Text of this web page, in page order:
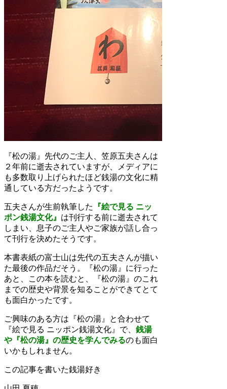
『松の湯』先代のご主人、笠原五夫さんは
２年前に逝去されていますが、メディアに
も多数取り上げられたほど銭湯の文化に精
通している方だったようです。
五夫さんが生前執筆した
『絵で見る ニッ
ポン銭湯文化』 は刊行する前に逝去されて
しまい、息子のご主人やご家族が話し合っ
て刊行を決めたそうです。
本書表紙の富士山は先代の五夫さんが描い
た最後の作品だそう。『松の湯』に行った
あと、この本を読むと、『松の湯』のこれ
までの歴史や背景を知ることができてとて
も面白かったです。
ご興味のある方は『松の湯』と合わせて
『絵で見る ニッポン銭湯文化』で、 銭湯
や『松の湯』の歴史を学んでみるのも面白
いかもしれません。
この記事を書いた銭湯好き